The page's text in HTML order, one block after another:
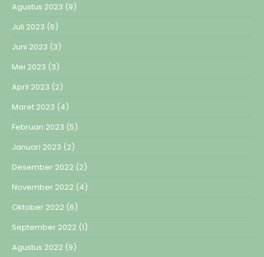
Agustus 2023 (9)
Juli 2023 (6)
Juni 2023 (3)
Mei 2023 (3)
April 2023 (2)
Maret 2023 (4)
Februari 2023 (5)
Januari 2023 (2)
Desember 2022 (2)
November 2022 (4)
Oktober 2022 (6)
September 2022 (1)
Agustus 2022 (9)